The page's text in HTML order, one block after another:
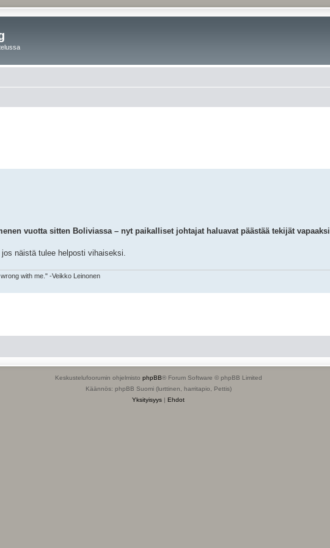
vuotta sitten Boliviassa – nyt paikalliset johtajat haluavat päästää tekijät vapaaksi
näistä tulee helposti vihaiseksi.
with me." -Veikko Leinonen
Keskustelufoorumin ohjelmisto phpBB® Forum Software © phpBB Limited
Käännös: phpBB Suomi (lurttinen, harritapio, Pettis)
Yksityisyys | Ehdot